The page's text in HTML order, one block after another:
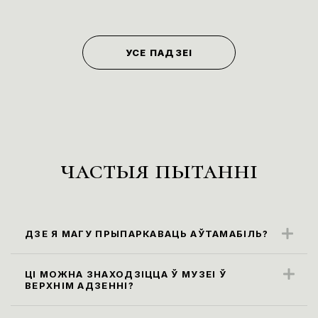
УСЕ ПАДЗЕІ
частыя пытанні
ДЗЕ Я МАГУ ПРЫПАРКАВАЦЬ АЎТАМАБІЛЬ?
знаходзяцца ўздоўж вул. Карла Маркса
(паркоўка платная)
ЦІ МОЖНА ЗНАХОДЗІЦЦА Ў МУЗЕІ Ў
ВЕРХНІМ АДЗЕННІ?